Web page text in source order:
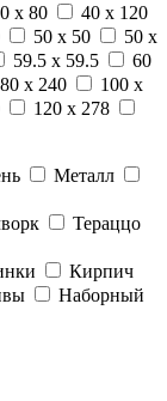
x 80
40 x 120
50 x 50
50 x
59.5 x 59.5
60
80 x 240
100 x
120 x 278
Металл
Тераццо
Кирпич
Наборный